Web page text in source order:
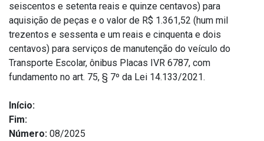
seiscentos e setenta reais e quinze centavos) para
aquisição de peças e o valor de R$ 1.361,52 (hum mil
trezentos e sessenta e um reais e cinquenta e dois
centavos) para serviços de manutenção do veículo do
Transporte Escolar, ônibus Placas IVR 6787, com
fundamento no art. 75, § 7º da Lei 14.133/2021.
Início:
Fim:
Número: 08/2025